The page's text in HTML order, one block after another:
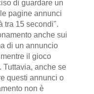
di guardare un
pagine annunci
tra 15 secondi".
anche sui
di un annuncio
il gioco
Tuttavia, anche se
questi annunci o
non è